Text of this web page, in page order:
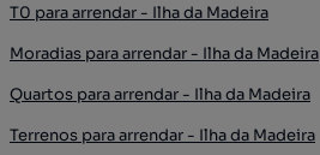
T0 para arrendar - Ilha da Madeira
Moradias para arrendar - Ilha da Madeira
Quartos para arrendar - Ilha da Madeira
Terrenos para arrendar - Ilha da Madeira